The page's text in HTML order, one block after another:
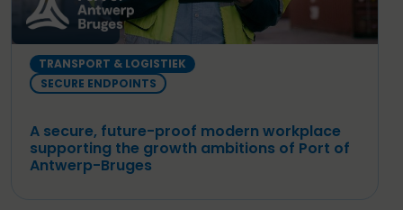
TRANSPORT & LOGISTIEK
SECURE ENDPOINTS
A secure, future-proof modern workplace
supporting the growth ambitions of Port of
Antwerp-Bruges